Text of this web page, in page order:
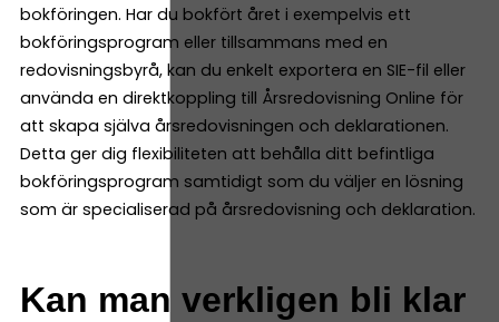
bokföringen. Har du bokfört året i exempelvis ett
bokföringsprogram eller tillsammans med en
redovisningsbyrå, kan du enkelt exportera en SIE-fil eller
använda en direktkoppling till Årsredovisning Online för
att skapa själva årsredovisningen och deklarationen.
Detta ger dig flexibiliteten att behålla ditt befintliga
bokföringsprogram samtidigt som du väljer en lösning
som är specialiserad på årsredovisning och deklaration.
Kan man verkligen bli klar